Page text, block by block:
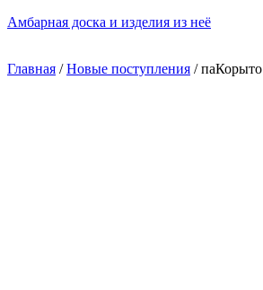
Skip
Амбарная доска и изделия из неё
Menu
Главная /Новые поступления / паКорыто